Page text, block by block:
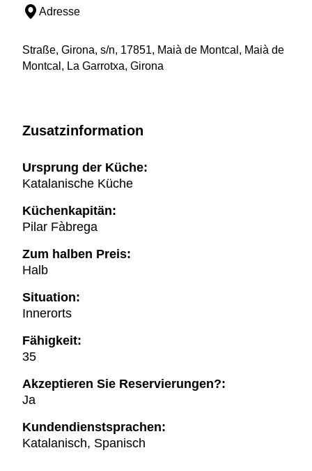
Adresse
Straße, Girona, s/n, 17851, Maià de Montcal, Maià de
Montcal, La Garrotxa, Girona
Zusatzinformation
Ursprung der Küche:
Katalanische Küche
Küchenkapitän:
Pilar Fàbrega
Zum halben Preis:
Halb
Situation:
Innerorts
Fähigkeit:
35
Akzeptieren Sie Reservierungen?:
Ja
Kundendienstsprachen:
Katalanisch, Spanisch